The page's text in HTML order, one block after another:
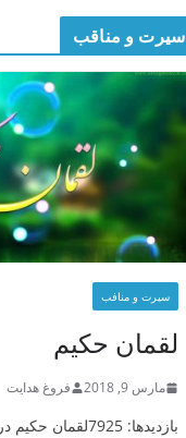
سیرت و مناقب
سیرت و منافب
لقمان حکیم
مارس 9, 2018 فروغ هدایت
بازدیدها: